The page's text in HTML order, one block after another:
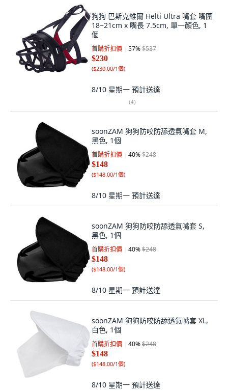
狗狗 巴斯克維爾 Helti Ultra 嘴套 嘴圍
18~21cm x 嘴長 7.5cm, 單一顏色, 1
個
首購折扣價 57%$537
$230
($230.00/1個)
8/10 星期一 預計送達
(4)
soonZAM 狗狗防咬防舔透氣嘴套 M,
黑色, 1個
首購折扣價 40%$248
$148
($148.00/1個)
8/10 星期一 預計送達
soonZAM 狗狗防咬防舔透氣嘴套 S,
黑色, 1個
首購折扣價 40%$248
$148
($148.00/1個)
8/10 星期一 預計送達
soonZAM 狗狗防咬防舔透氣嘴套 XL,
白色, 1個
首購折扣價 40%$248
$148
($148.00/1個)
8/10 星期一 預計送達